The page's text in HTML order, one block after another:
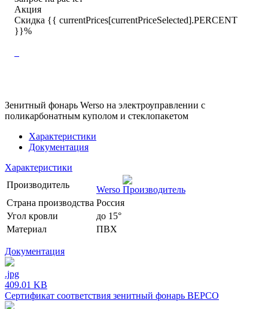
Акция
Скидка {{ currentPrices[currentPriceSelected].PERCENT
}}%
Зенитный фонарь Werso на электроуправлении с
поликарбонатным куполом и стеклопакетом
Характеристики
Документация
Характеристики
Производитель
Werso
Страна производства Россия
Угол кровли
до 15°
Материал
ПВХ
Документация
.jpg
409.01 KB
Сертификат соответствия зенитный фонарь ВЕРСО